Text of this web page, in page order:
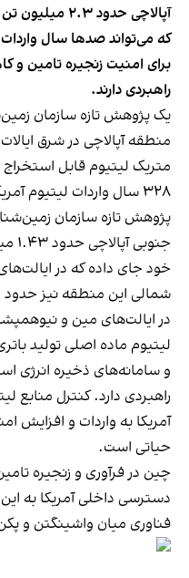
آپالاچی حدود
که می‌تواند صدها سال
برای امنیت زنجیره تامین
راهبردی دارند.
یک پژوهش تازه سازمان
متریک لیتیوم قابل استخراج
۳۲۸ سال واردات لیتیوم آمریکا کافی است.
پژوهش تازه سازمان
خود جای داده که در
در ایالت‌های مین و
لیتیوم ماده اصلی تولید
و سامانه‌های ذخیره انرژی
راهبردی دارد. کنترل
آمریکا به واردات و افزایش
حیاتی است.
چین در فرآوری و زنجیره
دسترسی داخلی آمریکا به
فناوری میان واشینگتن و